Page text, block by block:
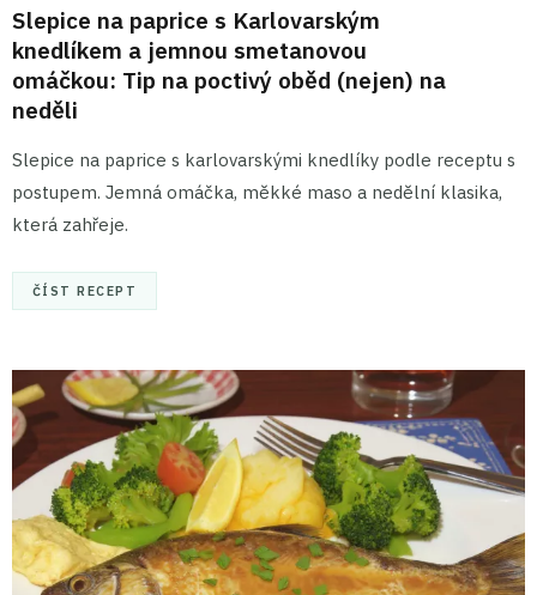
Slepice na paprice s Karlovarským
knedlíkem a jemnou smetanovou
omáčkou: Tip na poctivý oběd (nejen) na
neděli
Slepice na paprice s karlovarskými knedlíky podle receptu s
postupem. Jemná omáčka, měkké maso a nedělní klasika,
která zahřeje.
ČÍST RECEPT